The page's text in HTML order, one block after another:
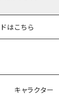
はこちら
キャラクター